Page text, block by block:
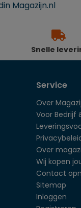
Snelle
Service
Over
Voor Bedrijf
Over
Wij kopen
Contact
Sitemap
Inloggen